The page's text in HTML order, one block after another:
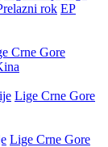
rok EP
Crne Gore
Lige Crne Gore
Lige Crne Gore